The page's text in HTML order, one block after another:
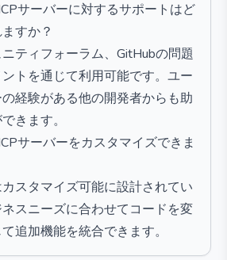
サーバーに対するサポートはど
すか？
ティフォーラム、GitHubの問題
トを通じて利用可能です。ユー
経験がある他の開発者からも助
きます。
サーバーをカスタマイズできま
スタマイズ可能に設計されてい
スニーズに合わせてコードを変
追加機能を統合できます。